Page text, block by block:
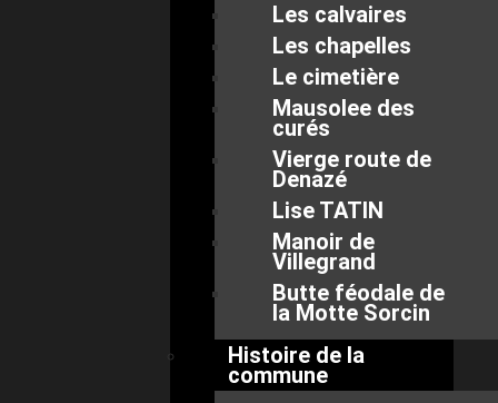
Les calvaires
Les chapelles
Le cimetière
Mausolee des
curés
Vierge route de
Denazé
Lise TATIN
Manoir de
Villegrand
Butte féodale de
la Motte Sorcin
Histoire de la
commune